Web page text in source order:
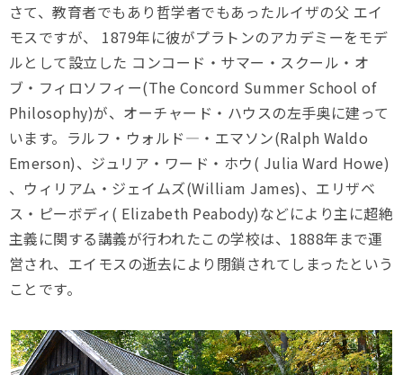
さて、教育者でもあり哲学者でもあったルイザの父 エイ
モスですが、 1879年に彼がプラトンのアカデミーをモデ
ルとして設立した コンコード・サマー・スクール・オ
ブ・フィロソフィー(The Concord Summer School of
Philosophy)が、オーチャード・ハウスの左手奥に建って
います。ラルフ・ウォルド―・エマソン(Ralph Waldo
Emerson)、ジュリア・ワード・ホウ( Julia Ward Howe)
、ウィリアム・ジェイムズ(William James)、エリザベ
ス・ピーボディ( Elizabeth Peabody)などにより主に超絶
主義に関する講義が行われたこの学校は、1888年まで運
営され、エイモスの逝去により閉鎖されてしまったという
ことです。